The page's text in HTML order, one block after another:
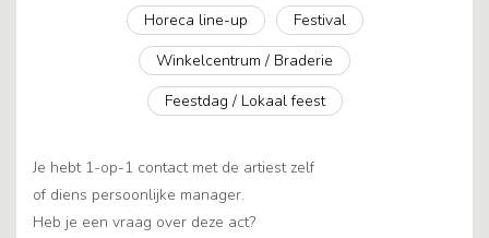
Horeca line-up
Festival
Winkelcentrum / Braderie
Feestdag / Lokaal feest
Je hebt 1-op-1 contact met de artiest zelf
of diens persoonlijke manager.
Heb je een vraag over deze act?